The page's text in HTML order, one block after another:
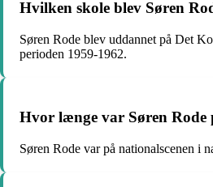
Hvilken skole blev Søren
Søren Rode blev uddannet på Det
perioden 1959-1962.
Hvor længe var Søren Rode
Søren Rode var på nationalscenen i